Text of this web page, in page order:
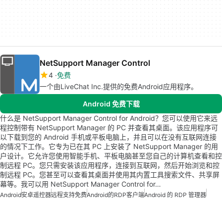
NetSupport Manager Control
4 免费
一个由LiveChat Inc.提供的免费Android应用程序。
Android 免费下载
什么是 NetSupport Manager Control for Android？您可以使用它来远
程控制带有 NetSupport Manager 的 PC 并查看其桌面。该应用程序可
以下载到您的 Android 手机或平板电脑上，并且可以在没有互联网连接
的情况下工作。它专为已在其 PC 上安装了 NetSupport Manager 的用
户设计。它允许您使用智能手机、平板电脑甚至您自己的计算机查看和控
制远程 PC。您只需安装该应用程序，连接到互联网，然后开始浏览和控
制远程 PC。您甚至可以查看其桌面并使用其内置工具搜索文件、共享屏
幕等。我可以用 NetSupport Manager Control for…
Android安卓遥控器远程支持免费Android的RDP客户端Android 的 RDP 管理器